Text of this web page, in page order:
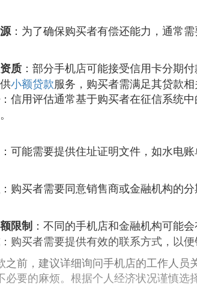
：为了确保购买者有偿还能力，通常
质 ：部分手机店可能接受信用卡分期
小额贷款服务，购买者需满足其贷款相
：信用评估通常基于购买者在征信系统
：可能需要提供住址证明文件，如水电
：购买者需要同意销售商或金融机构的
限制 ：不同的手机店和金融机构可能
：购买者需要提供有效的联系方式，以
之前，建议详细询问手机店的工作人
必要的麻烦。根据个人经济状况谨慎选